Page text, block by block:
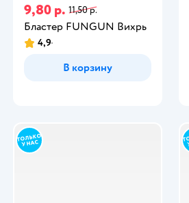
9,80 р. 11,50 р.
Бластер FUNGUN Вихрь
4,9
В корзину